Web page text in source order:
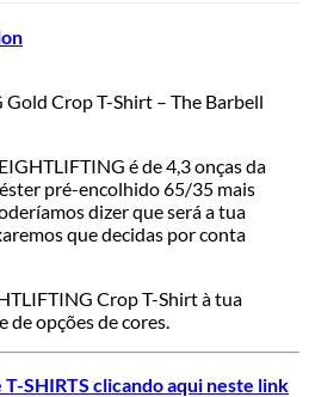
Crop T-Shirt – The Barbell
é de 4,3 onças da
pré-encolhido 65/35 mais
dizer que será a tua
que decidas por conta
Crop T-Shirt à tua
de opções de cores.
SHIRTS clicando aqui neste link